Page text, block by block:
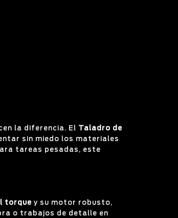
la diferencia. El
Taladro de
sin miedo los materiales
tareas pesadas, este
torque y su motor robusto,
o trabajos de detalle en